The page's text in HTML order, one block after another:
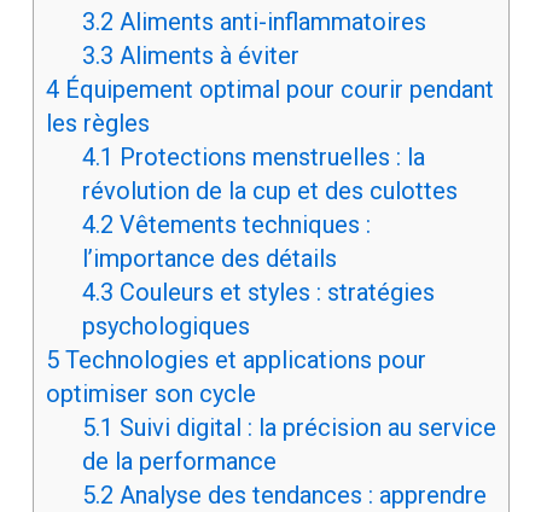
3.2 Aliments anti-inflammatoires
3.3 Aliments à éviter
4Équipement optimal pour courir pendant
les règles
4.1 Protections menstruelles : la
révolution de la cup et des culottes
4.2 Vêtements techniques :
l’importance des détails
4.3 Couleurs et styles : stratégies
psychologiques
5Technologies et applications pour
optimiser son cycle
5.1 Suivi digital : la précision au service
de la performance
5.2 Analyse des tendances : apprendre